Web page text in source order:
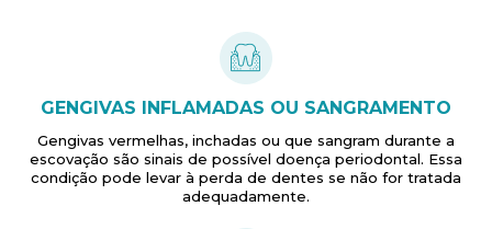
GENGIVAS INFLAMADAS OU SANGRAMENTO
Gengivas vermelhas, inchadas ou que sangram durante a
escovação são sinais de possível doença periodontal. Essa
condição pode levar à perda de dentes se não for tratada
adequadamente.